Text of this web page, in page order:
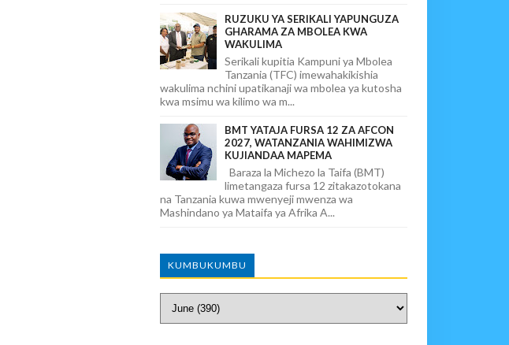
RUZUKU YA SERIKALI YAPUNGUZA
GHARAMA ZA MBOLEA KWA
WAKULIMA
Serikali kupitia Kampuni ya Mbolea
Tanzania (TFC) imewahakikishia
wakulima nchini upatikanaji wa mbolea ya kutosha
kwa msimu wa kilimo wa m...
BMT YATAJA FURSA 12 ZA AFCON
2027, WATANZANIA WAHIMIZWA
KUJIANDAA MAPEMA
Baraza la Michezo la Taifa (BMT)
limetangaza fursa 12 zitakazotokana
na Tanzania kuwa mwenyeji mwenza wa
Mashindano ya Mataifa ya Afrika A...
KUMBUKUMBU